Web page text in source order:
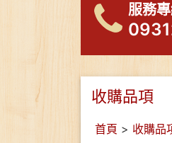
服務
收購品項
首頁 > 收購品